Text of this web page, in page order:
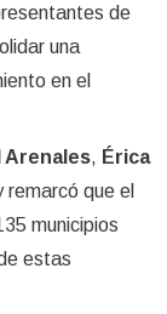
de
una
en el
Arenales, Érica
que el
municipios
estas